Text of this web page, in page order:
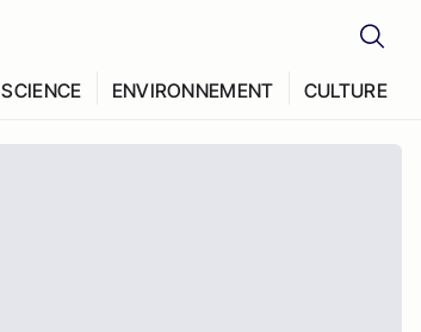
SCIENCE ENVIRONNEMENT CULTURE